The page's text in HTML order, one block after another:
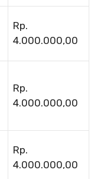
Rp.
4.000.000,00
Rp.
4.000.000,00
Rp.
4.000.000,00